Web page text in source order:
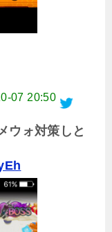
07 20:50
ウォ対策しと